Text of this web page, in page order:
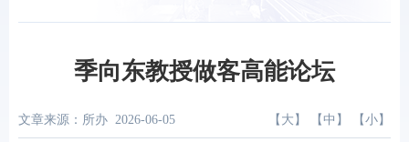
季向东教授做客高能论坛
文章来源：所办 2026-06-05 【 大 】 【 中 】 【 小 】